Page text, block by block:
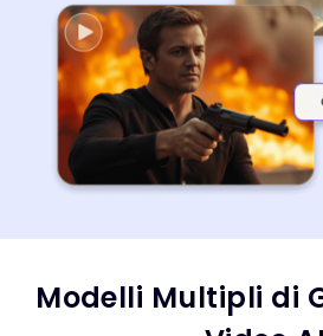
Modelli Multipli di